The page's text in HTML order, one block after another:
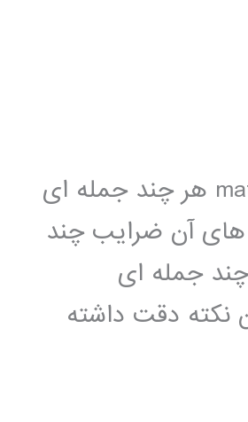
جبر چند جمله ای ها در نرم افزار متلب: در متلب matlab هر چند جمله ای
آن ضرایب چند
جمله ای